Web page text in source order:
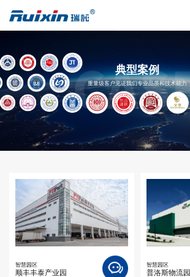
典型案例
重量级客户见证我们专业品质和技术能力
智慧园区
顺丰丰泰产业园
智慧园区
普洛斯物流园